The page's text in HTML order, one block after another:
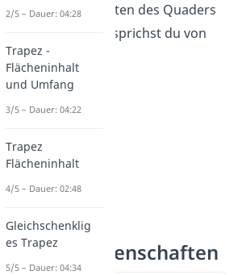
Ja!Wenn alle Kanten des Quaders
gleich lang sind, sprichst du von
einem
Quader Eigenschaften
2/5 – Dauer: 04:28
Trapez -
Flächeninhalt
und Umfang
3/5 – Dauer: 04:22
Trapez
Flächeninhalt
4/5 – Dauer: 02:48
Gleichschenklig
es Trapez
5/5 – Dauer: 04:34